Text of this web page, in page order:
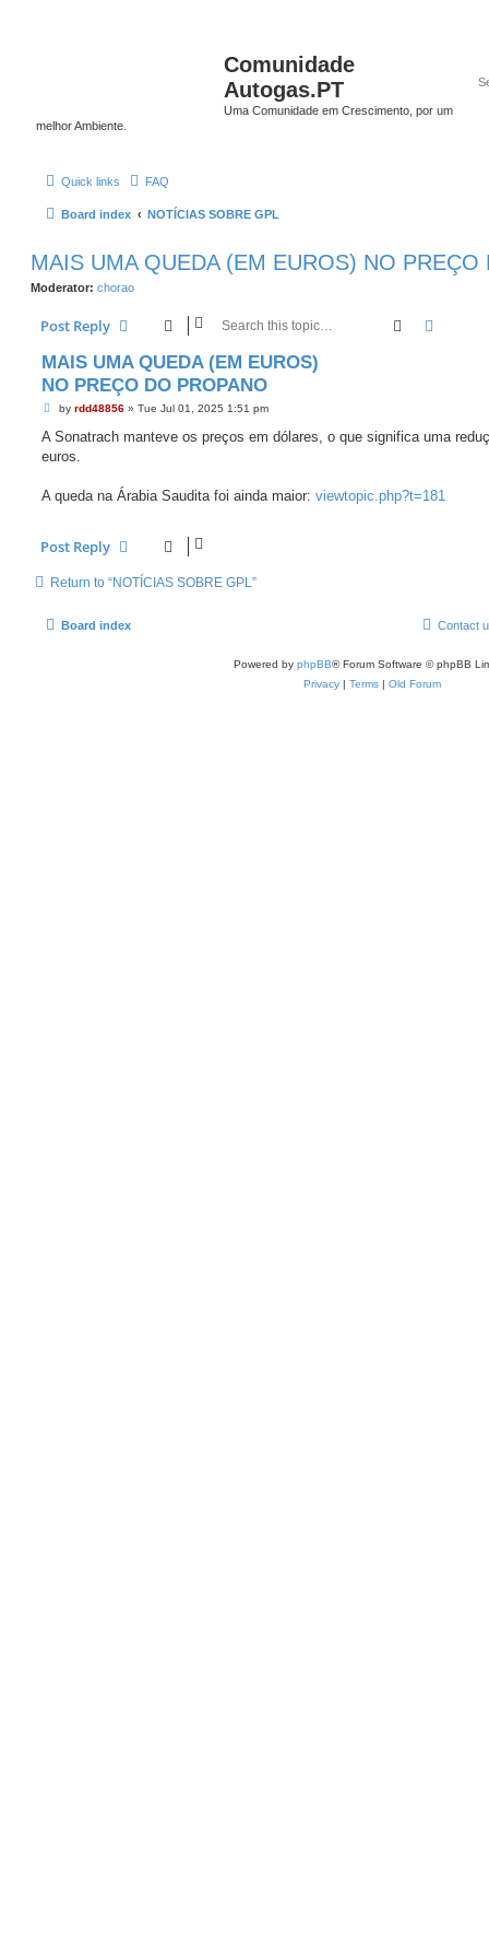
Comunidade
Autogas.PT
Uma Comunidade em Crescimento, por um
melhor Ambiente.
Quick links FAQ
Board index NOTÍCIAS SOBRE GPL
MAIS UMA QUEDA (EM EUROS) NO PREÇO
Moderator: chorao
Post Reply Search
MAIS UMA QUEDA (EM EUROS)
NO PREÇO DO PROPANO
P
s
by rdd48856» Tue Jul 01, 2025 1:51 pm
A Sonatrach manteve os preços em dólares, o que significa uma
euros.
A queda na Árabia Saudita foi ainda maior: viewtopic.php?t=181
Post Reply
Return to “NOTÍCIAS SOBRE GPL”
Board index Contact
Powered by phpBB® Forum Software © phpBB
Privacy| Terms| Old Forum